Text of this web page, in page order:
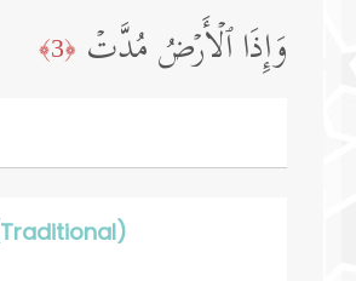
وَإِذَا ٱلۡأَرۡضُ مُدَّتۡ ﴿3﴾